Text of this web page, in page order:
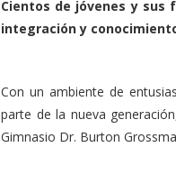
Cientos de jóvenes y sus
integración y
Con un ambiente de
parte de la nueva
Gimnasio Dr. Burton